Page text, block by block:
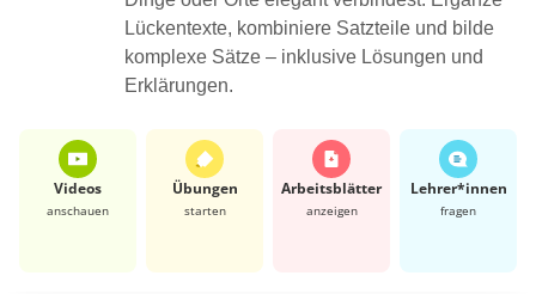
Lückentexte, kombiniere Satzteile und bilde
komplexe Sätze – inklusive Lösungen und
Erklärungen.
Videos
anschauen
Übungen
starten
Arbeits­blätter
anzeigen
Lehrer*​innen
fragen